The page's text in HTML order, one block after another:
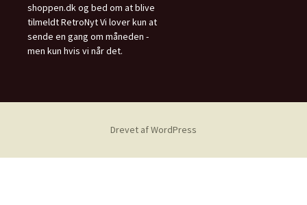
shoppen.dk og bed om at blive
tilmeldt RetroNyt Vi lover kun at
sende en gang om måneden -
men kun hvis vi når det.
Drevet af WordPress